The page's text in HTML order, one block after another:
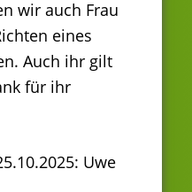
wir auch Frau
eines
Auch ihr gilt
für ihr
Uwe